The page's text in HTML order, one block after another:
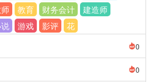
教育 财务会计
建造师
游戏 影评
花
0
0